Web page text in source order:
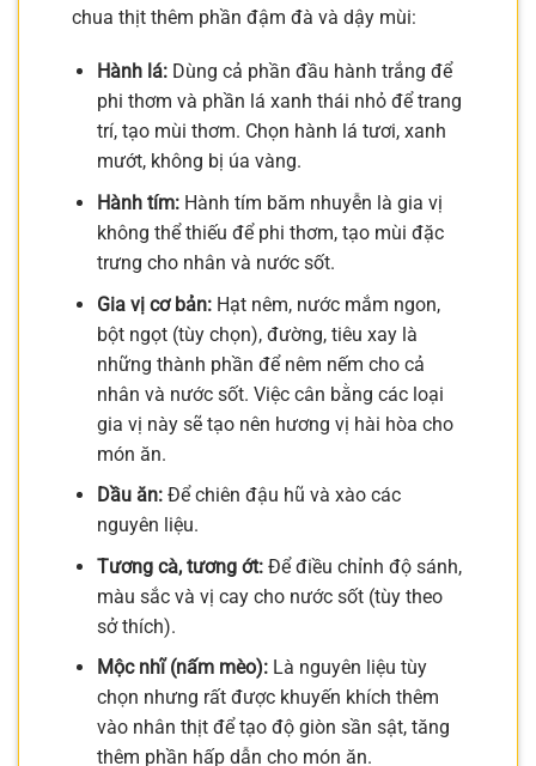
chua thịt thêm phần đậm đà và dậy mùi:
Hành lá:Dùng cả phần đầu hành trắng để
phi thơm và phần lá xanh thái nhỏ để trang
trí, tạo mùi thơm. Chọn hành lá tươi, xanh
mướt, không bị úa vàng.
Hành tím:Hành tím băm nhuyễn là gia vị
không thể thiếu để phi thơm, tạo mùi đặc
trưng cho nhân và nước sốt.
Gia vị cơ bản:Hạt nêm, nước mắm ngon,
bột ngọt (tùy chọn), đường, tiêu xay là
những thành phần để nêm nếm cho cả
nhân và nước sốt. Việc cân bằng các loại
gia vị này sẽ tạo nên hương vị hài hòa cho
món ăn.
Dầu ăn:Để chiên đậu hũ và xào các
nguyên liệu.
Tương cà, tương ớt:Để điều chỉnh độ sánh,
màu sắc và vị cay cho nước sốt (tùy theo
sở thích).
Mộc nhĩ (nấm mèo):Là nguyên liệu tùy
chọn nhưng rất được khuyến khích thêm
vào nhân thịt để tạo độ giòn sần sật, tăng
thêm phần hấp dẫn cho món ăn.